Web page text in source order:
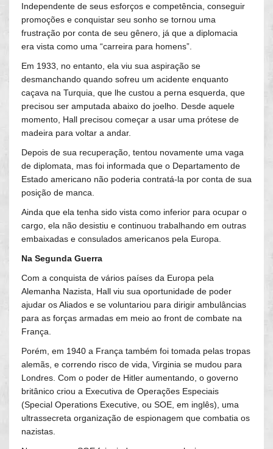
Independente de seus esforços e competência, conseguir
promoções e conquistar seu sonho se tornou uma
frustração por conta de seu gênero, já que a diplomacia
era vista como uma “carreira para homens”.
Em 1933, no entanto, ela viu sua aspiração se
desmanchando quando sofreu um acidente enquanto
caçava na Turquia, que lhe custou a perna esquerda, que
precisou ser amputada abaixo do joelho. Desde aquele
momento, Hall precisou começar a usar uma prótese de
madeira para voltar a andar.
Depois de sua recuperação, tentou novamente uma vaga
de diplomata, mas foi informada que o Departamento de
Estado americano não poderia contratá-la por conta de sua
posição de manca.
Ainda que ela tenha sido vista como inferior para ocupar o
cargo, ela não desistiu e continuou trabalhando em outras
embaixadas e consulados americanos pela Europa.
Na Segunda Guerra
Com a conquista de vários países da Europa pela
Alemanha Nazista, Hall viu sua oportunidade de poder
ajudar os Aliados e se voluntariou para dirigir ambulâncias
para as forças armadas em meio ao front de combate na
França.
Porém, em 1940 a França também foi tomada pelas tropas
alemãs, e correndo risco de vida, Virginia se mudou para
Londres. Com o poder de Hitler aumentando, o governo
britânico criou a Executiva de Operações Especiais
(Special Operations Executive, ou SOE, em inglês), uma
ultrassecreta organização de espionagem que combatia os
nazistas.